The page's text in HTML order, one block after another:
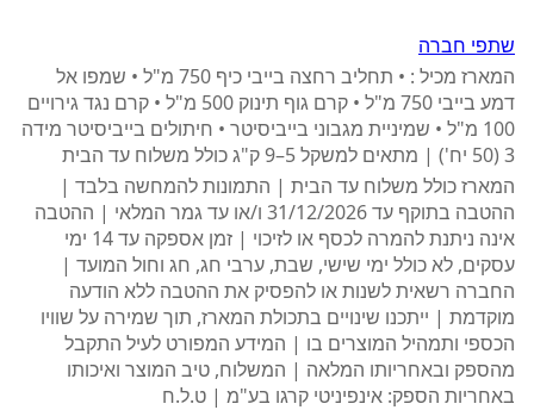
שתפי חברה
המארז מכיל : • תחליב רחצה בייבי כיף 750 מ"ל • שמפו אל
דמע בייבי 750 מ"ל • קרם גוף תינוק 500 מ"ל • קרם נגד גירויים
100 מ"ל • שמיניית מגבוני בייביסיטר • חיתולים בייביסיטר מידה
3 (50 יח') | מתאים למשקל 5–9 ק"ג כולל משלוח עד הבית
המארז כולל משלוח עד הבית | התמונות להמחשה בלבד |
ההטבה בתוקף עד 31/12/2026 ו/או עד גמר המלאי | ההטבה
אינה ניתנת להמרה לכסף או לזיכוי | זמן אספקה עד 14 ימי
עסקים, לא כולל ימי שישי, שבת, ערבי חג, חג וחול המועד |
החברה רשאית לשנות או להפסיק את ההטבה ללא הודעה
מוקדמת | ייתכנו שינויים בתכולת המארז, תוך שמירה על שוויו
הכספי ותמהיל המוצרים בו | המידע המפורט לעיל התקבל
מהספק ובאחריותו המלאה | המשלוח, טיב המוצר ואיכותו
באחריות הספק: אינפיניטי קרגו בע"מ | ט.ל.ח